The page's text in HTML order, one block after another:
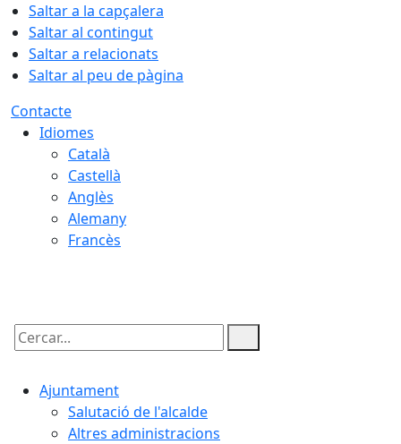
Saltar a la capçalera
Saltar al contingut
Saltar a relacionats
Saltar al peu de pàgina
Contacte
Idiomes
Català
Castellà
Anglès
Alemany
Francès
Cercar:
Ajuntament
Salutació de l'alcalde
Altres administracions